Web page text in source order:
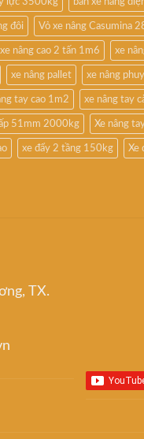
đôi Vỏ xe nâng Casumina
xe nâng cao 2 tấn 1m6 xe
xe nâng pallet xe nâng
tay cao 1m2 xe nâng tay
51mm 2000kg Xe nâng
xe đẩy 2 tầng 150kg Xe
TX.